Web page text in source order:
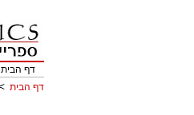
דף הבית
דף הבית